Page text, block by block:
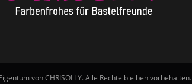
von CHRISOLLY. Alle Rechte bleiben vorbehalten.